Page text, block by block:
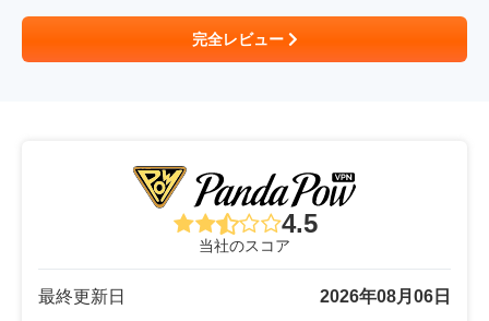
完全レビュー
4.5
当社のスコア
最終更新日 2026年08月06日